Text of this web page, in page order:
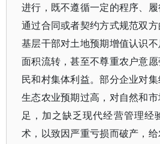
进行，既不遵循一定的程序、
通过合同或者契约方式规范双
基层干部对土地预期增值认识
面积流转，甚至不尊重农户意
民和村集体利益。部分企业对
生态农业预期过高，对自然和
足，加之缺乏现代经营管理经
术，以致因严重亏损而破产，